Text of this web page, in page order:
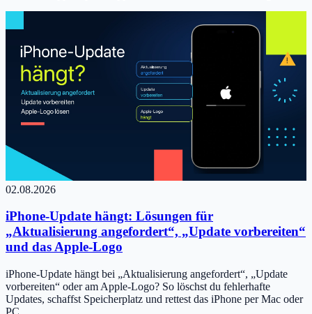
02.08.2026
iPhone-Update hängt: Lösungen für
„Aktualisierung angefordert“, „Update vorbereiten“
und das Apple-Logo
iPhone-Update hängt bei „Aktualisierung angefordert“, „Update
vorbereiten“ oder am Apple-Logo? So löschst du fehlerhafte
Updates, schaffst Speicherplatz und rettest das iPhone per Mac oder